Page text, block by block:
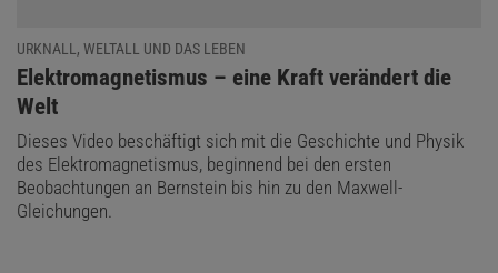
URKNALL, WELTALL UND DAS LEBEN
:
Elektromagnetismus – eine Kraft verändert die
Welt
Dieses Video beschäftigt sich mit die Geschichte und Physik
des Elektromagnetismus, beginnend bei den ersten
Beobachtungen an Bernstein bis hin zu den Maxwell-
Gleichungen.